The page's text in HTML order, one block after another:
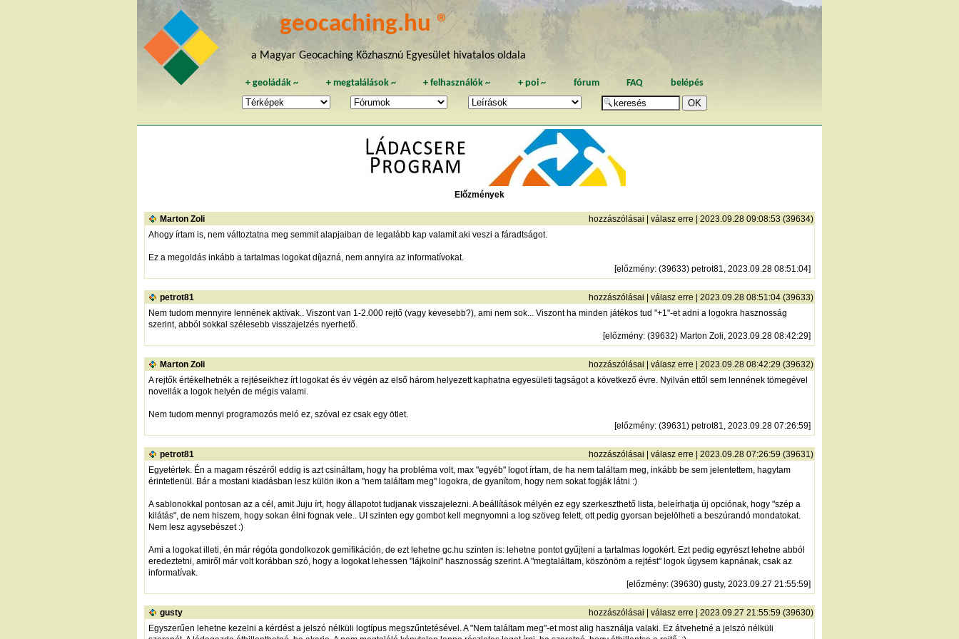
geocaching.hu ®
a Magyar Geocaching Közhasznú Egyesület hivatalos oldala
+geoládák ~ + megtalálások~ +felhasználók ~ + poi~ fórum FAQ belépés
Előzmények
Marton Zoli hozzászólásai | válasz erre | 2023.09.28 09:08:53 (39634)
Ahogy írtam is, nem változtatna meg semmit alapjaiban de legalább kap valamit aki veszi a fáradtságot.
Ez a megoldás inkább a tartalmas logokat díjazná, nem annyira az informatívokat.
[előzmény: (39633) petrot81, 2023.09.28 08:51:04]
petrot81 hozzászólásai | válasz erre | 2023.09.28 08:51:04 (39633)
Nem tudom mennyire lennének aktívak.. Viszont van 1-2.000 rejtő (vagy kevesebb?), ami nem sok... Viszont ha minden játékos tud "+1"-et adni a logokra hasznosság
szerint, abból sokkal szélesebb visszajelzés nyerhető.
[előzmény: (39632) Marton Zoli, 2023.09.28 08:42:29]
Marton Zoli hozzászólásai | válasz erre | 2023.09.28 08:42:29 (39632)
A rejtők értékelhetnék a rejtéseikhez írt logokat és év végén az első három helyezett kaphatna egyesületi tagságot a következő évre. Nyilván ettől sem lennének tömegével
novellák a logok helyén de mégis valami.
Nem tudom mennyi programozós meló ez, szóval ez csak egy ötlet.
[előzmény: (39631) petrot81, 2023.09.28 07:26:59]
petrot81 hozzászólásai | válasz erre | 2023.09.28 07:26:59 (39631)
Egyetértek. Én a magam részéről eddig is azt csináltam, hogy ha probléma volt, max "egyéb" logot írtam, de ha nem találtam meg, inkább be sem jelentettem, hagytam
érintetlenül. Bár a mostani kiadásban lesz külön ikon a "nem találtam meg" logokra, de gyanítom, hogy nem sokat fogják látni :)
A sablonokkal pontosan az a cél, amit Juju írt, hogy állapotot tudjanak visszajelezni. A beállítások mélyén ez egy szerkeszthető lista, beleírhatja új opciónak, hogy "szép a
kilátás", de nem hiszem, hogy sokan élni fognak vele.. UI szinten egy gombot kell megnyomni a log szöveg felett, ott pedig gyorsan bejelölheti a beszúrandó mondatokat.
Nem lesz agysebészet :)
Ami a logokat illeti, én már régóta gondolkozok gemifikáción, de ezt lehetne gc.hu szinten is: lehetne pontot gyűjteni a tartalmas logokért. Ezt pedig egyrészt lehetne abból
eredeztetni, amiről már volt korábban szó, hogy a logokat lehessen "lájkolni" hasznosság szerint. A "megtaláltam, köszönöm a rejtést" logok úgysem kapnának, csak az
informatívak.
[előzmény: (39630) gusty, 2023.09.27 21:55:59]
gusty hozzászólásai | válasz erre | 2023.09.27 21:55:59 (39630)
Egyszerűen lehetne kezelni a kérdést a jelszó nélküli logtípus megszűntetésével. A "Nem találtam meg"-et most alig használja valaki. Ez átvehetné a jelszó nélküli